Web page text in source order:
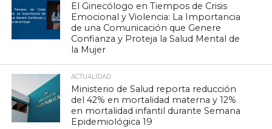
El Ginecólogo en Tiempos de Crisis
Emocional y Violencia: La Importancia
de una Comunicación que Genere
Confianza y Proteja la Salud Mental de
la Mujer
ACTUALIDAD
Ministerio de Salud reporta reducción
del 42% en mortalidad materna y 12%
en mortalidad infantil durante Semana
Epidemiológica 19